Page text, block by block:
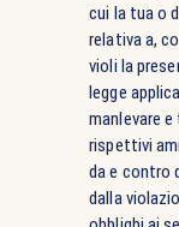
cui la tua o
relativa a,
violi la
legge
manlevare
rispettivi
da e contro
dalla